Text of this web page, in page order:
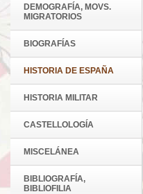
DEMOGRAFÍA, MOVS.
MIGRATORIOS
BIOGRAFÍAS
HISTORIA DE ESPAÑA
HISTORIA MILITAR
CASTELLOLOGÍA
MISCELÁNEA
BIBLIOGRAFÍA,
BIBLIOFILIA